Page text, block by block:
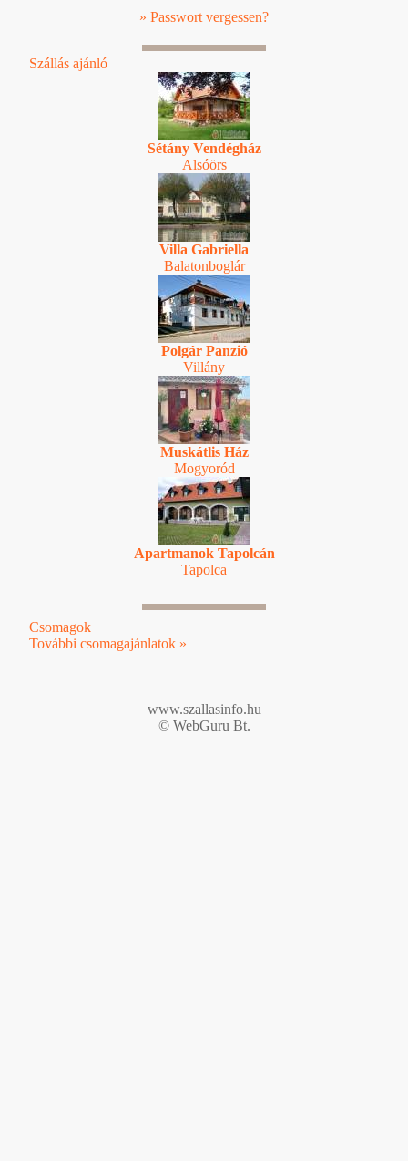
» Passwort vergessen?
Szállás ajánló
Sétány Vendégház
Alsóörs
Villa Gabriella
Balatonboglár
Polgár Panzió
Villány
Muskátlis Ház
Mogyoród
Apartmanok Tapolcán
Tapolca
Csomagok
További csomagajánlatok »
www.szallasinfo.hu
© WebGuru Bt.